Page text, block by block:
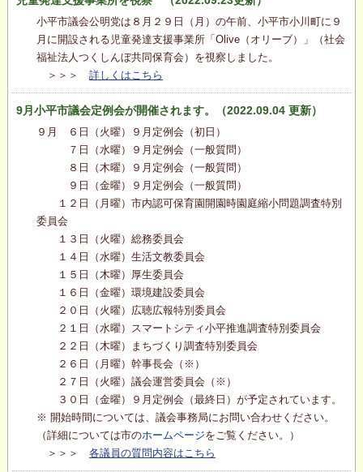
小平市議会公明党は８月２９日（月）の午前、小平市小川町に９
月に開設される児童発達支援事業所「Olive（オリーブ）」（社会
福祉法人つくしんぼ共同保育会）を視察しました。
＞＞＞ 詳しくはこちら
9月小平市議会定例会が開催されます。（2022.09.04 更新）
９月 ６日（火曜）９月定例会（初日）
７日（水曜）９月定例会（一般質問）
８日（木曜）９月定例会（一般質問）
９日（金曜）９月定例会（一般質問）
１２日（月曜）市内認可保育園開園時園庭縮小問題調査特別
委員会
１３日（火曜）総務委員会
１４日（水曜）生活文教委員会
１５日（木曜）厚生委員会
１６日（金曜）環境建設委員会
２０日（火曜）広聴広報特別委員会
２１日（水曜）スマートシティ小平推進調査特別委員会
２２日（木曜）まちづくり調査特別委員会
２６日（月曜）幹事長会（※）
２７日（火曜）議会運営委員会（※）
３０日（金曜）９月定例会（最終日）が予定されています。
※ 開始時間については、議会事務局にお問い合わせください。
（詳細については市のホームページをご覧ください。）
＞＞＞ 各議員の質問内容はこちら